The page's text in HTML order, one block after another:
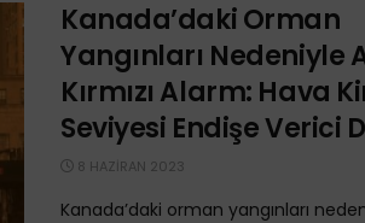
Kanada’daki Orman
Yangınları Nedeniyle
Kırmızı Alarm: Hava
Seviyesi Endişe Verici
8 HAZIRAN 2023
Kanada’daki orman yangınları